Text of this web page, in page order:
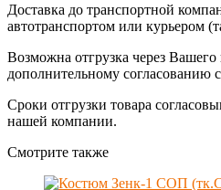
Доставка до транспортной
автотранспортом или курьером
Возможна отгрузка через Вашего
дополнительному согласованию
Сроки отгрузки товара
нашей компании.
Смотрите также